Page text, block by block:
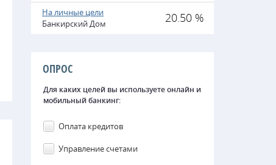
На личные цели
Банкирский Дом
20.50 %
ОПРОС
Для каких целей вы используете онлайн и
мобильный банкинг:
Оплата кредитов
Управление счетами